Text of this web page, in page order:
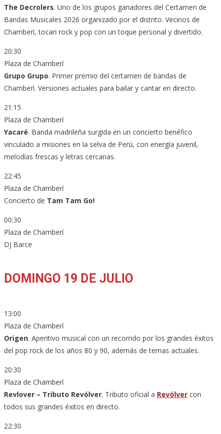
The Decrolers. Uno de los grupos ganadores del Certamen de
Bandas Musicales 2026 organizado por el distrito. Vecinos de
Chamberí, tocan rock y pop con un toque personal y divertido.
20:30
Plaza de Chamberí
Grupo Grupo. Primer premio del certamen de bandas de
Chamberí. Versiones actuales para bailar y cantar en directo.
21:15
Plaza de Chamberí
Yacaré. Banda madrileña surgida en un concierto benéfico
vinculado a misiones en la selva de Perú, con energía juvenil,
melodías frescas y letras cercanas.
22:45
Plaza de Chamberí
Concierto de Tam Tam Go!
00:30
Plaza de Chamberí
DJ Barce
DOMINGO 19 DE JULIO
13:00
Plaza de Chamberí
Origen. Aperitivo musical con un recorrido por los grandes éxitos
del pop rock de los años 80 y 90, además de temas actuales.
20:30
Plaza de Chamberí
Revlover – Tributo Revólver. Tributo oficial a Revólver con
todos sus grandes éxitos en directo.
22:30